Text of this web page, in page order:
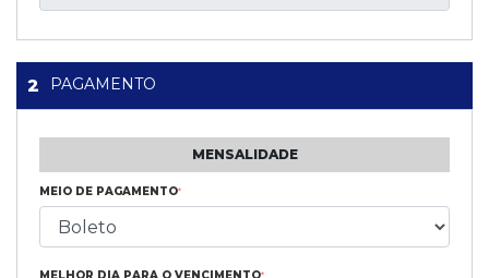
2 PAGAMENTO
MENSALIDADE
MEIO DE PAGAMENTO*